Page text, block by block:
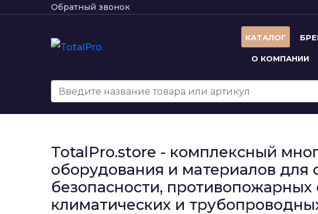
Обратный звонок
КАТАЛОГ
О КОМПАНИИ
TotalPro.store - комплексный
оборудования и материалов для
безопасности,
климатических и